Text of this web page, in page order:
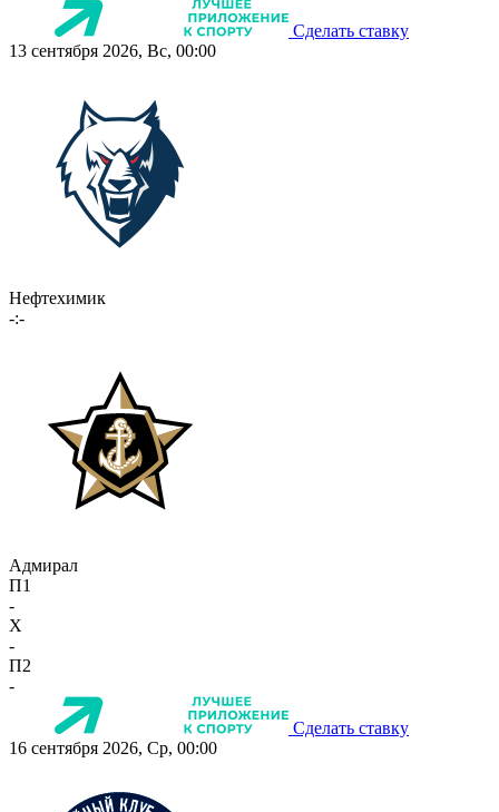
Сделать ставку
13 сентября 2026, Вс, 00:00
Нефтехимик
-:-
Адмирал
П1
-
X
-
П2
-
Сделать ставку
16 сентября 2026, Ср, 00:00